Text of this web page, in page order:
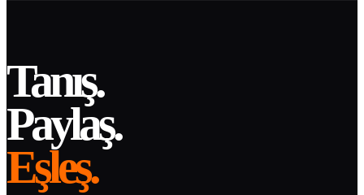
Tanış.
Paylaş.
Eşleş.